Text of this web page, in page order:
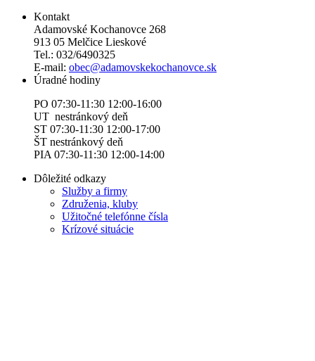
Kontakt
Adamovské Kochanovce 268
913 05 Melčice Lieskové
Tel.: 032/6490325
E-mail: obec@adamovskekochanovce.sk
Úradné hodiny
PO 07:30-11:30 12:00-16:00
UT nestránkový deň
ST 07:30-11:30 12:00-17:00
ŠT nestránkový deň
PIA 07:30-11:30 12:00-14:00
Dôležité odkazy
Služby a firmy
Združenia, kluby
Užitočné telefónne čísla
Krízové situácie